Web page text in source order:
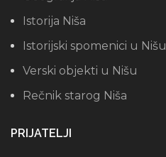
Istorija Niša
Istorijski spomenici u Nišu
Verski objekti u Nišu
Rečnik starog Niša
PRIJATELJI